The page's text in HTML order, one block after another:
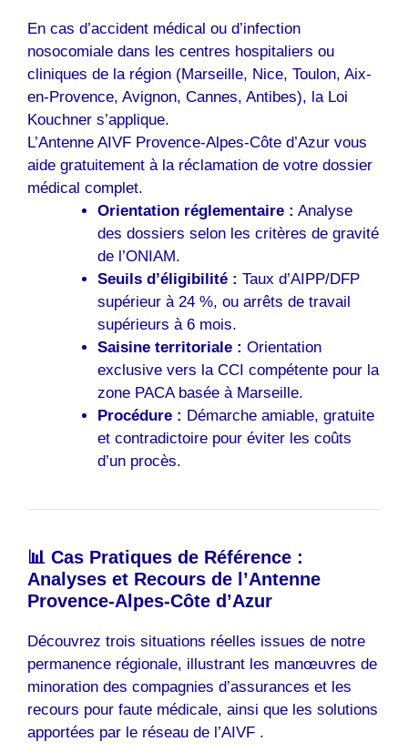
En cas d’accident médical ou d’infection
nosocomiale dans les centres hospitaliers ou
cliniques de la région (Marseille, Nice, Toulon, Aix-
en-Provence, Avignon, Cannes, Antibes), la Loi
Kouchner s’applique.
L’Antenne AIVF Provence-Alpes-Côte d’Azur vous
aide gratuitement à la réclamation de votre dossier
médical complet.
Orientation réglementaire : Analyse
des dossiers selon les critères de gravité
de l’ONIAM.
Seuils d’éligibilité : Taux d’AIPP/DFP
supérieur à 24 %, ou arrêts de travail
supérieurs à 6 mois.
Saisine territoriale : Orientation
exclusive vers la CCI compétente pour la
zone PACA basée à Marseille.
Procédure : Démarche amiable, gratuite
et contradictoire pour éviter les coûts
d’un procès.
📊 Cas Pratiques de Référence :
Analyses et Recours de l’Antenne
Provence-Alpes-Côte d’Azur
Découvrez trois situations réelles issues de notre
permanence régionale, illustrant les manœuvres de
minoration des compagnies d’assurances et les
recours pour faute médicale, ainsi que les solutions
apportées par le réseau de l’AIVF .